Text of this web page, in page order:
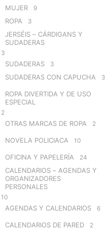
MUJER 9
ROPA 3
JERSÉIS – CÁRDIGANS Y
SUDADERAS
3
SUDADERAS 3
SUDADERAS CON CAPUCHA 3
ROPA DIVERTIDA Y DE USO
ESPECIAL
2
OTRAS MARCAS DE ROPA 2
NOVELA POLICIACA 10
OFICINA Y PAPELERÍA 24
CALENDARIOS – AGENDAS Y
ORGANIZADORES
PERSONALES
10
AGENDAS Y CALENDARIOS 6
CALENDARIOS DE PARED 2